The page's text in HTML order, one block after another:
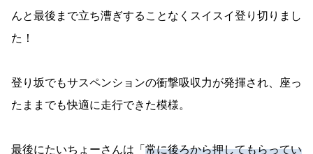
んと最後まで立ち漕ぎすることなくスイスイ登り切りまし
た！
登り坂でもサスペンションの衝撃吸収力が発揮され、座っ
たままでも快適に走行できた模様。
最後にたいちょーさんは「 常に後ろから押してもらってい